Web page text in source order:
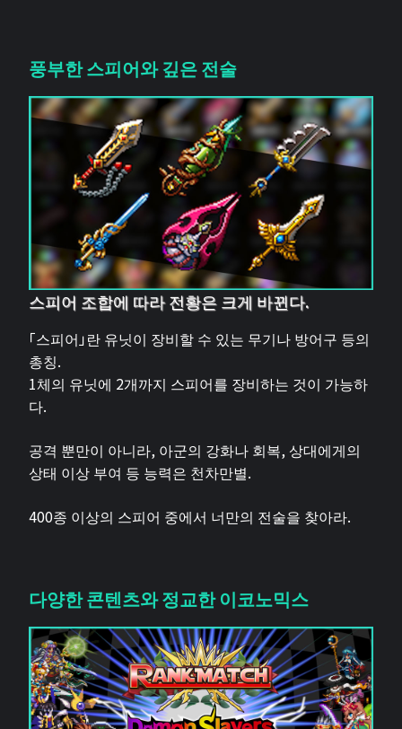
풍부한 스피어와 깊은 전술
스피어 조합에 따라 전황은 크게 바뀐다.
「스피어」란 유닛이 장비할 수 있는 무기나 방어구 등의
총칭.
1체의 유닛에 2개까지 스피어를 장비하는 것이 가능하
다.
공격 뿐만이 아니라, 아군의 강화나 회복, 상대에게의
상태 이상 부여 등 능력은 천차만별.
400종 이상의 스피어 중에서 너만의 전술을 찾아라.
다양한 콘텐츠와 정교한 이코노믹스